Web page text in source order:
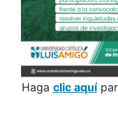
Haga clic aquí